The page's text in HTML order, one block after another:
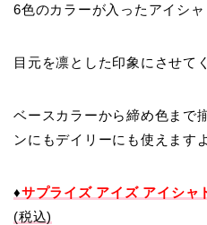
6色のカラーが入ったアイシャ
目元を凛とした印象にさせて
ベースカラーから締め色まで
ンにもデイリーにも使えますよ
♦サプライズ アイズ アイシャ
(税込)